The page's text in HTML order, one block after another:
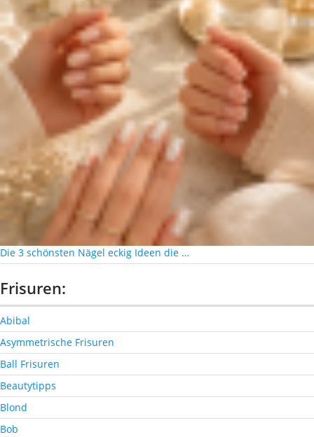
Die 3 schönsten Nägel eckig Ideen die …
Frisuren:
Abibal
Asymmetrische Frisuren
Ball Frisuren
Beautytipps
Blond
Bob